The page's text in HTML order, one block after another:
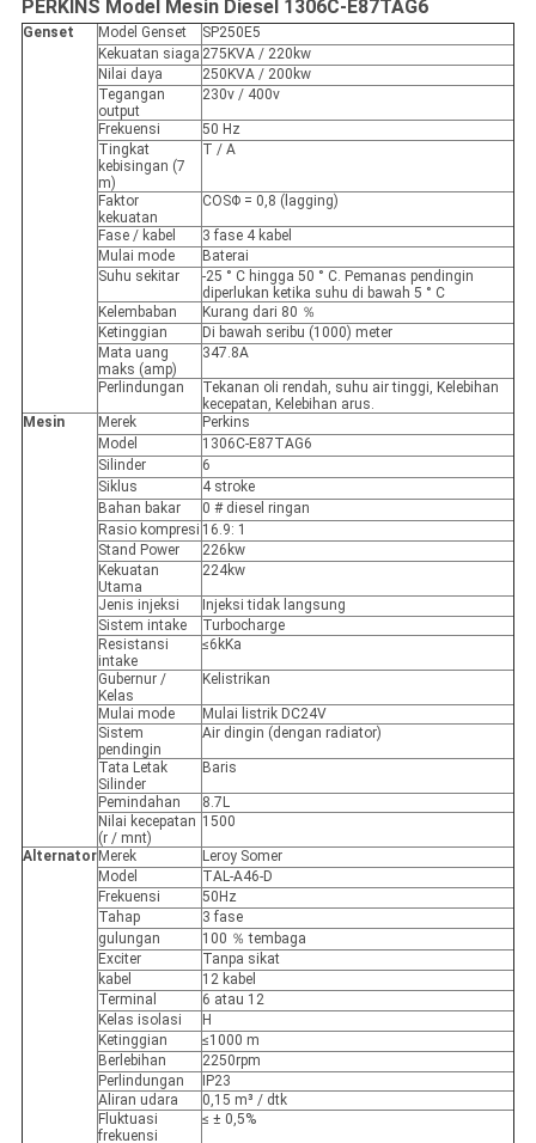
PERKINS Model Mesin Diesel 1306C-E87TAG6
Genset Model Genset
SP250E5
Kekuatan siaga 275KVA / 220kw
Nilai daya
250KVA / 200kw
Tegangan
output
230v / 400v
Frekuensi
50 Hz
Tingkat
kebisingan (7
m)
T / A
Faktor
kekuatan
COSΦ = 0,8 (lagging)
Fase / kabel
3 fase 4 kabel
Mulai mode
Baterai
Suhu sekitar
-25 ° C hingga 50 ° C. Pemanas pendingin
diperlukan ketika suhu di bawah 5 ° C
Kelembaban
Kurang dari 80 ％
Ketinggian
Di bawah seribu (1000) meter
Mata uang
maks (amp)
347.8A
Perlindungan
Tekanan oli rendah, suhu air tinggi, Kelebihan
kecepatan, Kelebihan arus.
Mesin
Merek
Perkins
Model
1306C-E87TAG6
Silinder
6
Siklus
4 stroke
Bahan bakar
0 # diesel ringan
Rasio kompresi 16.9: 1
Stand Power
226kw
Kekuatan
Utama
224kw
Jenis injeksi
Injeksi tidak langsung
Sistem intake
Turbocharge
Resistansi
intake
≤6kKa
Gubernur /
Kelas
Kelistrikan
Mulai mode
Mulai listrik DC24V
Sistem
pendingin
Air dingin (dengan radiator)
Tata Letak
Silinder
Baris
Pemindahan
8.7L
Nilai kecepatan
(r / mnt)
1500
Alternator Merek
Leroy Somer
Model
TAL-A46-D
Frekuensi
50Hz
Tahap
3 fase
gulungan
100 ％ tembaga
Exciter
Tanpa sikat
kabel
12 kabel
Terminal
6 atau 12
Kelas isolasi
H
Ketinggian
≤1000 m
Berlebihan
2250rpm
Perlindungan
IP23
Aliran udara
0,15 m³ / dtk
Fluktuasi
frekuensi
≤ ± 0,5%